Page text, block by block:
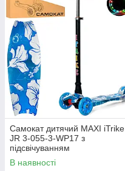
Самокат дитячий MAXI iTrike
JR 3-055-3-WP17 з
підсвічуванням
В наявності